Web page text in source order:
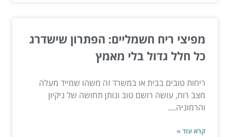
מפיצי ריח חשמליים: הפתרון שישדרג
כל חלל גדול בלי מאמץ
ריחות טובים בבית או במשרד זה משהו שמייד מעלה
מצב רוח, עושה רושם טוב ונותן תחושה של ניקיון
והרמוניה....
קרא עוד »